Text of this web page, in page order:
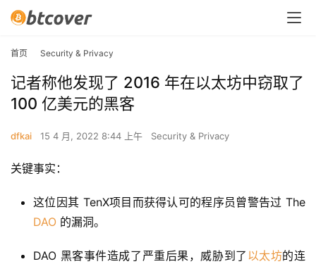
首页 Security & Privacy
记者称他发现了 2016 年在以太坊中窃取了
100 亿美元的黑客
dfkai 15 4 月, 2022 8:44 上午 Security & Privacy
关键事实：
这位因其 TenX项目而获得认可的程序员曾警告过 The
DAO 的漏洞。
DAO 黑客事件造成了严重后果，威胁到了 以太坊的连